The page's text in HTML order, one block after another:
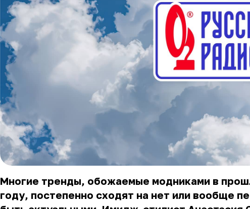
Многие тренды, обожаемые модниками в
году, постепенно сходят на нет или вообще